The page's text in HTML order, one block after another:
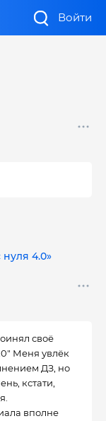
Войти
4.0»
своё
Меня увлёк
ДЗ, но
кстати,
вполне